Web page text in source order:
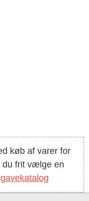
køb af varer for
du frit vælge en
gavekatalog